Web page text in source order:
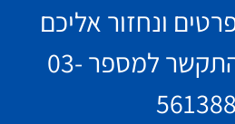
ונחזור אליכם
למספר 03-